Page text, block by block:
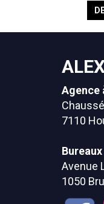
Agence
7110
Avenue
1050